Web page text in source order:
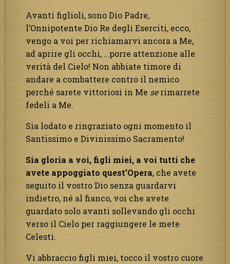
Avanti figlioli, sono Dio Padre,
l’Onnipotente Dio Re degli Eserciti, ecco,
vengo a voi per richiamarvi ancora a Me,
ad aprire gli occhi, …porre attenzione alle
verità del Cielo! Non abbiate timore di
andare a combattere contro il nemico
perché sarete vittoriosi in Me serimarrete
fedeli a Me.
Sia lodato e ringraziato ogni momento il
Santissimo e Divinissimo Sacramento!
Sia gloria a voi, figli miei, a voi tutti che
avete appoggiato quest’Opera, che avete
seguito il vostro Dio senza guardarvi
indietro, né al fianco, voi che avete
guardato solo avanti sollevando gli occhi
verso il Cielo per raggiungere le mete
Celesti.
Vi abbraccio figli miei, tocco il vostro cuore